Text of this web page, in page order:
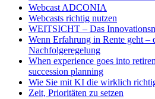
Webcast ADCONIA
Webcasts richtig nutzen
WEITSICHT – Das
Wenn Erfahrung in Rente geht –
Nachfolgeregelung
When experience goes into
succession planning
Wie Sie mit KI die wirklich
Zeit, Prioritäten zu setzen